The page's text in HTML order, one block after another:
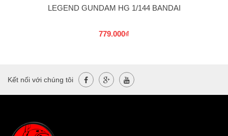
LEGEND GUNDAM HG 1/144 BANDAI
779.000₫
Kết nối với chúng tôi